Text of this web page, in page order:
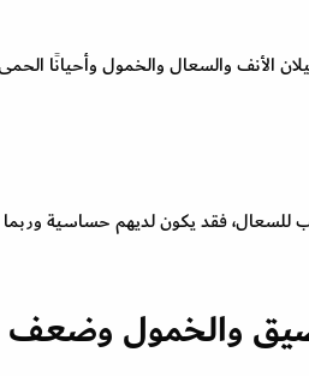
الأنف والسعال والخمول وأحيانًا
فقد يكون لديهم حساسية
والخمول وضعف